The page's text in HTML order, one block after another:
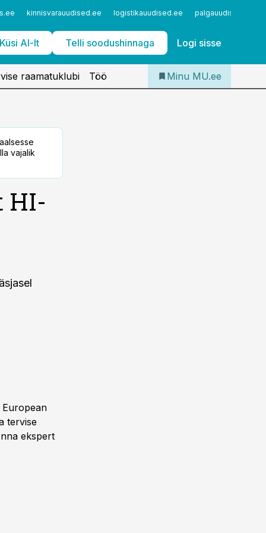
kinnisvarauudised.ee logistikauudised.ee palgauudised.ee
Küsi AI-lt Telli soodushinnaga Logi sisse
Iseteenindus
Telli Meditsiiniuudised
raamatuklubi Töö Minu MU.ee
vajalik
HI-
European
tervise
ekspert